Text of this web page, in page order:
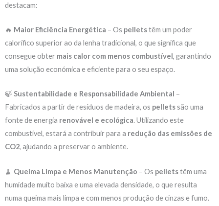
destacam:
🔥 Maior Eficiência Energética – Os pelletstêm um poder
calorífico superior ao da lenha tradicional, o que significa que
consegue obter mais calor com menos combustível, garantindo
uma solução económica e eficiente para o seu espaço.
🍃 Sustentabilidade e Responsabilidade Ambiental –
Fabricados a partir de resíduos de madeira, os pelletssão uma
fonte de energia renovável e ecológica. Utilizando este
combustível, estará a contribuir para a redução das emissões de
CO2, ajudando a preservar o ambiente.
🧹 Queima Limpa e Menos Manutenção – Os pelletstêm uma
humidade muito baixa e uma elevada densidade, o que resulta
numa queima mais limpa e com menos produção de cinzas e fumo.